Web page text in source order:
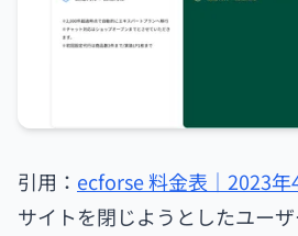
引用： ecforse 料金表｜2023年
サイトを閉じようとしたユー